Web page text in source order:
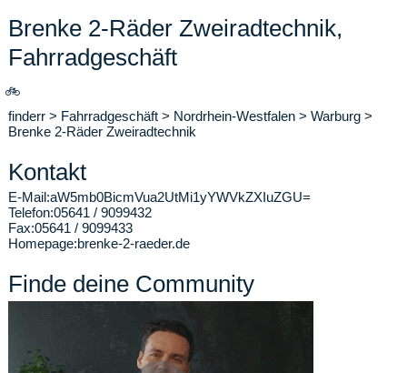
Brenke 2-Räder Zweiradtechnik,
Fahrradgeschäft
🚲
finderr > Fahrradgeschäft > Nordrhein-Westfalen > Warburg >
Brenke 2-Räder Zweiradtechnik
Kontakt
E-Mail:aW5mb0BicmVua2UtMi1yYWVkZXIuZGU=
Telefon:05641 / 9099432
Fax:05641 / 9099433
Homepage:brenke-2-raeder.de
Finde deine Community